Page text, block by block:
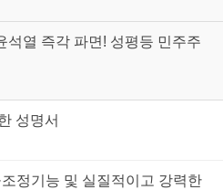
석열 즉각 파면! 성평등 민주주
성명서
정기능 및 실질적이고 강력한